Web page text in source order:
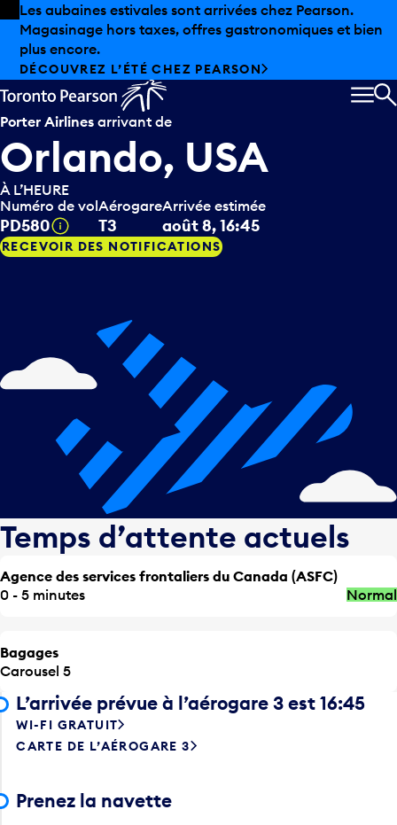
Skip to offers
Passer au contenu principal
Les aubaines estivales sont arrivées chez Pearson.
Magasinage hors taxes, offres gastronomiques et bien
plus encore.
DÉCOUVREZ L’ÉTÉ CHEZ PEARSON
Porter Airlines arrivant de
Orlando, USA
À L’HEURE
Numéro de vol
PD580 Infobulle
Aérogare
T3
Arrivée estimée
août 8, 16:45
RECEVOIR DES NOTIFICATIONS
Temps d’attente actuels
Agence des services frontaliers du Canada (ASFC)
0 - 5 minutes
Normal
Bagages
Carousel 5
L’arrivée prévue à l’aérogare 3 est 16:45
WI-FI GRATUIT
CARTE DE L’AÉROGARE 3
Prenez la navette